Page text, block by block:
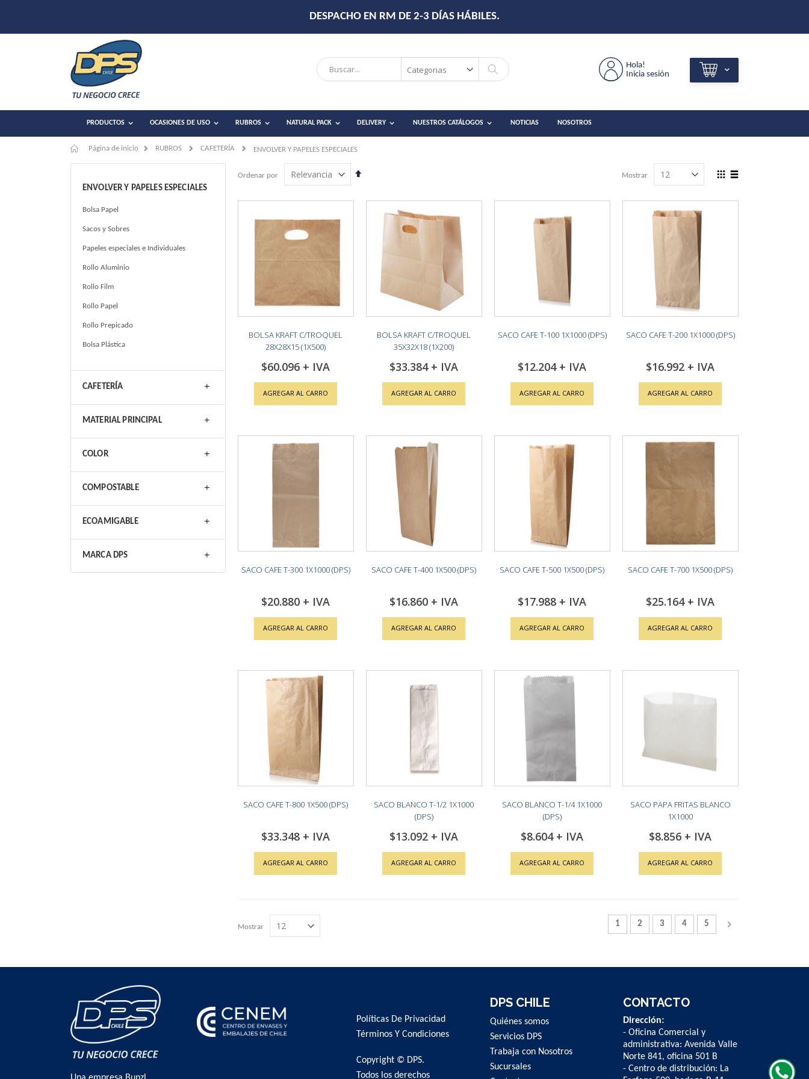
DESPACHO EN RM DE 2-3 DÍAS HÁBILES.
Search
Hola!
Inicia sesión
PRODUCTOS OCASIONES DE USO RUBROS NATURAL PACK DELIVERY NUESTROS CATÁLOGOS NOTICIAS NOSOTROS
Página de inicio RUBROS CAFETERÍA ENVOLVER Y PAPELES ESPECIALES
Ordenar por
View
Mostrar
BOLSA KRAFT C/TROQUEL
28X28X15 (1X500)
$60.096
AGREGAR AL CARRO
BOLSA KRAFT C/TROQUEL
35X32X18 (1X200)
$33.384
AGREGAR AL CARRO
SACO CAFE T-100 1X1000 (DPS)
$12.204
AGREGAR AL CARRO
SACO CAFE T-200 1X1000 (DPS)
$16.992
AGREGAR AL CARRO
SACO CAFE T-300 1X1000 (DPS)
$20.880
AGREGAR AL CARRO
SACO CAFE T-400 1X500 (DPS)
$16.860
AGREGAR AL CARRO
SACO CAFE T-500 1X500 (DPS)
$17.988
AGREGAR AL CARRO
SACO CAFE T-700 1X500 (DPS)
$25.164
AGREGAR AL CARRO
SACO CAFE T-800 1X500 (DPS)
$33.348
AGREGAR AL CARRO
SACO BLANCO T-1/2 1X1000
(DPS)
$13.092
AGREGAR AL CARRO
SACO BLANCO T-1/4 1X1000
(DPS)
$8.604
AGREGAR AL CARRO
SACO PAPA FRITAS BLANCO
1X1000
$8.856
AGREGAR AL CARRO
Página
Actualmente estás leyendo la página
1 Página
2 Página
3 Página
4 Página
5 Página
Siguiente
Mostrar
ENVOLVER Y PAPELES ESPECIALES
Bolsa Papel
Sacos y Sobres
Papeles especiales e Individuales
Rollo Aluminio
Rollo Film
Rollo Papel
Rollo Prepicado
Bolsa Plástica
CAFETERÍA
MATERIAL PRINCIPAL
COLOR
COMPOSTABLE
ECOAMIGABLE
MARCA DPS
Políticas De Privacidad
Términos Y Condiciones
Copyright © DPS.
Todos los derechos
DPS CHILE
Quiénes somos
Servicios DPS
Trabaja con Nosotros
Sucursales
CONTACTO
Dirección:
- Oficina Comercial y
administrativa: Avenida Valle
Norte 841, oficina 501 B
- Centro de distribución: La